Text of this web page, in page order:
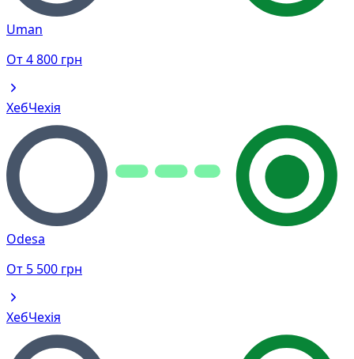
Uman
От4 800 грн
ХебЧехія
Odesa
От 5 500 грн
ХебЧехія